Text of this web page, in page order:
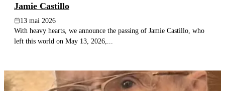
Jamie Castillo
13 mai 2026
With heavy hearts, we announce the passing of Jamie Castillo, who
left this world on May 13, 2026,...